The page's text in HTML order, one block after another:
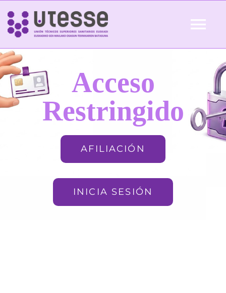
Skip
content
Inicio
QUIÉNES SOMOS Acceso
Restringido
AFILIACIÓN
INICIA SESIÓN